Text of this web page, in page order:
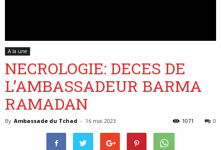
A la une
NECROLOGIE: DECES DE
L’AMBASSADEUR BARMA
RAMADAN
By Ambassade du Tchad - 16 mai 2023 0
1071